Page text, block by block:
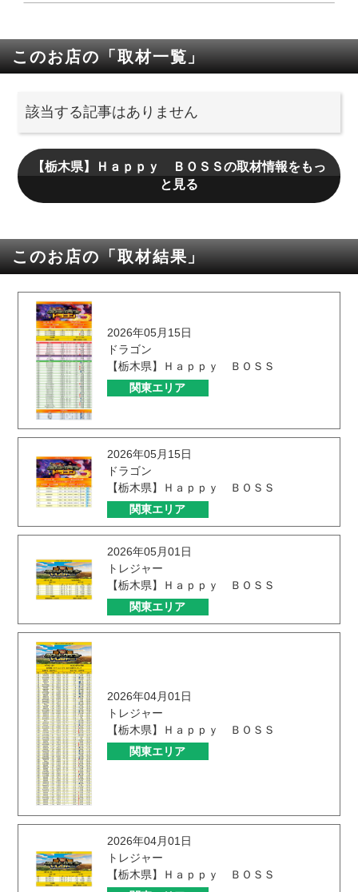
このお店の「取材一覧」
該当する記事はありません
【栃木県】Ｈａｐｐｙ ＢＯＳＳの取材情報をもっ
と見る
このお店の「取材結果」
2026年05月15日
ドラゴン
【栃木県】Ｈａｐｐｙ ＢＯＳＳ
関東エリア
2026年05月15日
ドラゴン
【栃木県】Ｈａｐｐｙ ＢＯＳＳ
関東エリア
2026年05月01日
トレジャー
【栃木県】Ｈａｐｐｙ ＢＯＳＳ
関東エリア
2026年04月01日
トレジャー
【栃木県】Ｈａｐｐｙ ＢＯＳＳ
関東エリア
2026年04月01日
トレジャー
【栃木県】Ｈａｐｐｙ ＢＯＳＳ